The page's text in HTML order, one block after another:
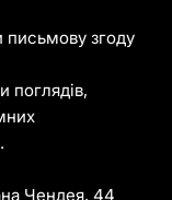
письмову згоду
поглядів,
Чендея, 44